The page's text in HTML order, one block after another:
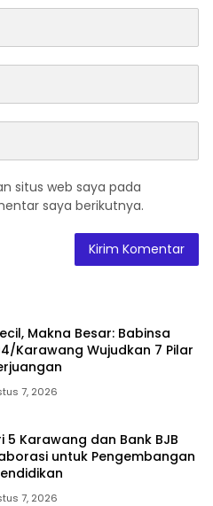
situs web saya pada
saya berikutnya.
Makna Besar: Babinsa
Karawang Wujudkan 7 Pilar
7, 2026
5 Karawang dan Bank BJB
untuk Pengembangan
7, 2026